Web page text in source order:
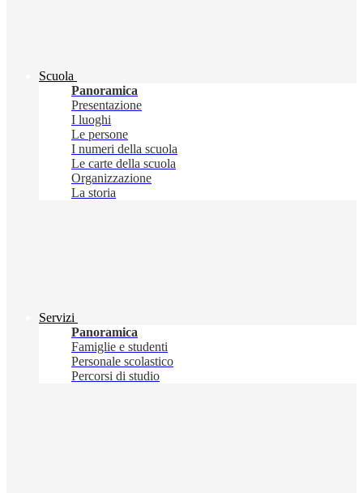
Scuola
Panoramica
Presentazione
I luoghi
Le persone
I numeri della scuola
Le carte della scuola
Organizzazione
La storia
Servizi
Panoramica
Famiglie e studenti
Personale scolastico
Percorsi di studio